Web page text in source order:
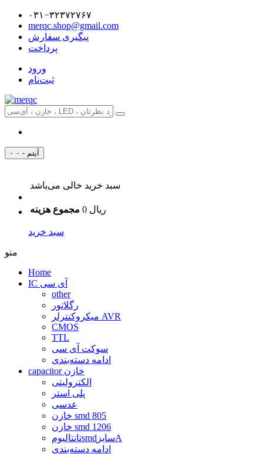
۰۳۱−۳۲۳۷۲۷۶۷
merqc.shop@gmail.com
پیگیری سفارش
پرداخت
ورود
ثبت‌نام
۰ آیتم - ۰
سبد خرید خالی می‌باشد
مجموع هزینه 0 ریال
سبد خرید
منو
Home
IC آی سی
other
رگلاتور
میکروکنترلر AVR
CMOS
TTL
سوکت آی سی
ادامه دسته‌بندی
capacitor خازن
الکترولیتی
پلی استر
عدسی
خازن smd 805
خازن smd 1206
تانتالیومsmdسایزA
ادامه دسته‌بندی